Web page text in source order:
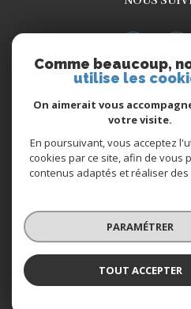
© 2026 | Tous droits réservés |
Plan du site
Mentions
Comme beaucoup,
utilise les
On aimerait vous
votre visite.
En poursuivant, vous acceptez
cookies par ce site, afin de vous
contenus adaptés et réaliser des
PARAMÉTRER
TOUT ACCEPTER